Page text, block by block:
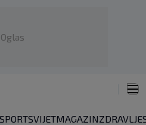
Oglas
SPORTSVIJETMAGAZINZDRAVLJE